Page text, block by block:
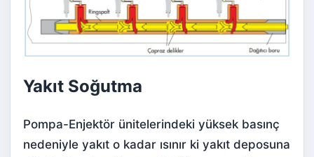
Yakıt Soğutma
Pompa-Enjektör ünitelerindeki yüksek basınç
nedeniyle yakıt o kadar ısınır ki yakıt deposuna